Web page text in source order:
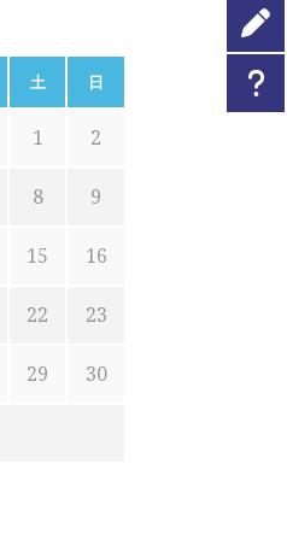
土 日
1 2
8 9
15 16
22 23
29 30